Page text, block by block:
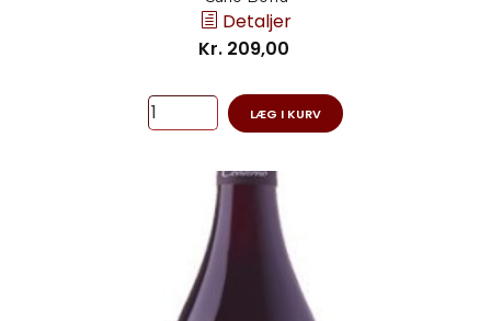
Detaljer
Kr. 209,00
LÆG I KURV